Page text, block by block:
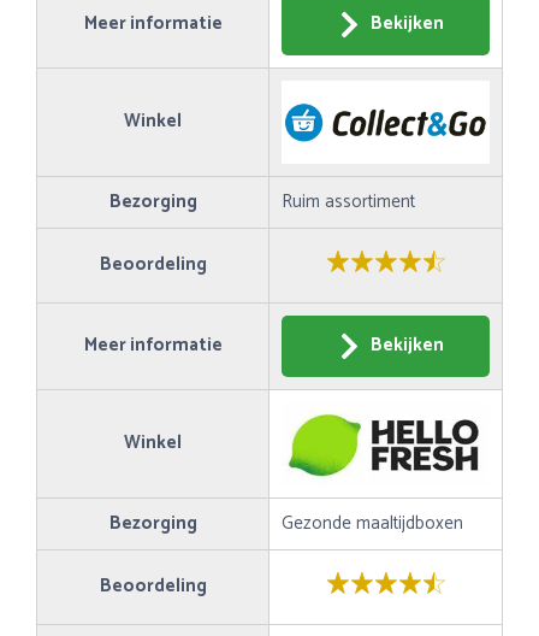
Meer informatie Bekijken
Winkel
Bezorging Ruim assortiment
Beoordeling
Meer informatie Bekijken
Winkel
Bezorging Gezonde maaltijdboxen
Beoordeling